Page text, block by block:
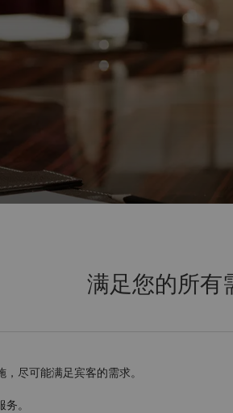
满足您的所有
尽可能满足宾客的需求。
。